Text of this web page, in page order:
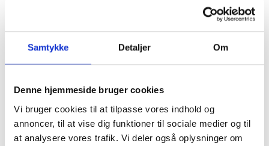
Samtykke Detaljer Om
Denne hjemmeside bruger cookies
Vi bruger cookies til at tilpasse vores indhold og
annoncer, til at vise dig funktioner til sociale medier og til
at analysere vores trafik. Vi deler også oplysninger om